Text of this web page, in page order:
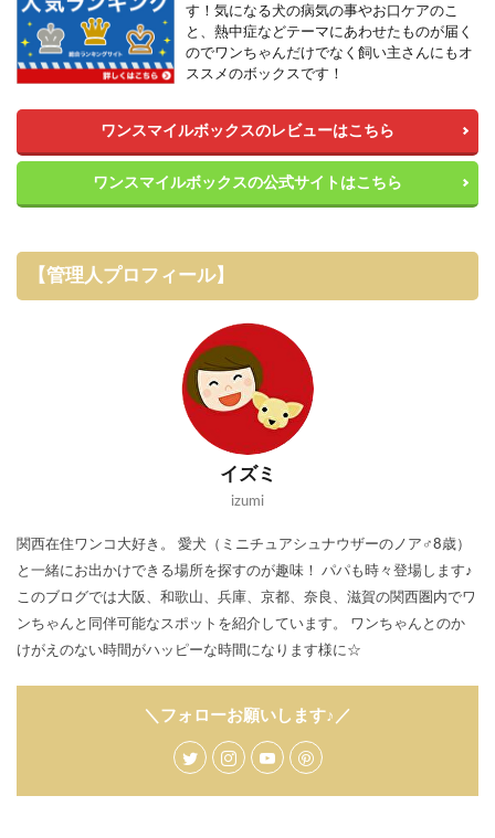
す！気になる犬の病気の事やお口ケアのこ
と、熱中症などテーマにあわせたものが届く
のでワンちゃんだけでなく飼い主さんにもオ
ススメのボックスです！
ワンスマイルボックスのレビューはこちら
ワンスマイルボックスの公式サイトはこちら
【管理人プロフィール】
イズミ
izumi
関西在住ワンコ大好き。 愛犬（ミニチュアシュナウザーのノア♂8歳）
と一緒にお出かけできる場所を探すのが趣味！ パパも時々登場します♪
このブログでは大阪、和歌山、兵庫、京都、奈良、滋賀の関西圏内でワ
ンちゃんと同伴可能なスポットを紹介しています。 ワンちゃんとのか
けがえのない時間がハッピーな時間になります様に☆
＼フォローお願いします♪／